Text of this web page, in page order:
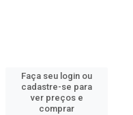
Faça seu login ou
cadastre-se para
ver preços e
comprar